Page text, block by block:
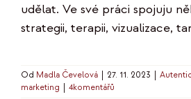
udělat. Ve své práci spojuju
strategii, terapii, vizualizace,
Od Madla Čevelová 27. 11. 2023
marketing
4komentářů